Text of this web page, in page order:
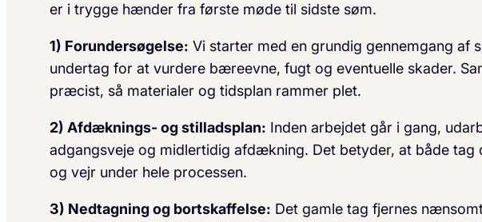
er i trygge hænder fra første møde til sidste søm.
1) Forundersøgelse: Vi starter med en grundig gennemgang
undertag for at vurdere bæreevne, fugt og eventuelle skader.
præcist, så materialer og tidsplan rammer plet.
2) Afdæknings- og stilladsplan: Inden arbejdet går i gang,
adgangsveje og midlertidig afdækning. Det betyder, at både
og vejr under hele processen.
3) Nedtagning og bortskaffelse: Det gamle tag fjernes